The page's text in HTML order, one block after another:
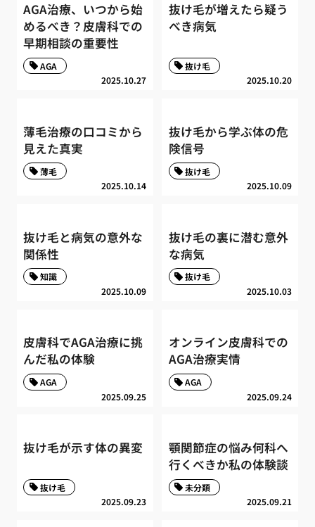
AGA治療、いつから始
めるべき？皮膚科での
早期相談の重要性
2025.10.27
AGA
抜け毛が増えたら疑う
べき病気
2025.10.20
抜け毛
薄毛治療の口コミから
見えた真実
2025.10.14
薄毛
抜け毛から学ぶ体の危
険信号
2025.10.09
抜け毛
抜け毛と病気の意外な
関係性
2025.10.09
知識
抜け毛の裏に潜む意外
な病気
2025.10.03
抜け毛
皮膚科でAGA治療に挑
んだ私の体験
2025.09.25
AGA
オンライン皮膚科での
AGA治療実情
2025.09.24
AGA
抜け毛が示す体の異変
2025.09.23
抜け毛
顎関節症の悩み何科へ
行くべきか私の体験談
2025.09.21
未分類